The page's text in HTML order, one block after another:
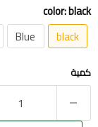
color:black
black
Blue
كمية